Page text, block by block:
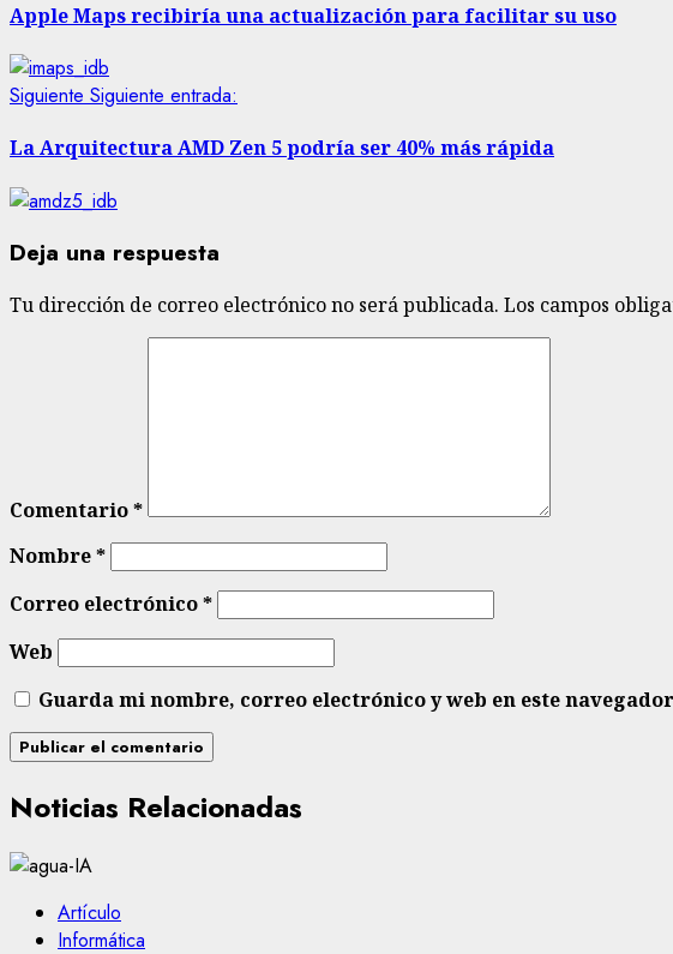
Apple Maps recibiría una actualización para facilitar su uso
Siguiente Siguiente entrada:
La Arquitectura AMD Zen 5 podría ser 40% más rápida
Deja una respuesta
Tu dirección de correo electrónico no será publicada. Los campos
Comentario*
Nombre*
Correo electrónico*
Web
Guarda mi nombre, correo electrónico y web en este
Noticias Relacionadas
Artículo
Informática